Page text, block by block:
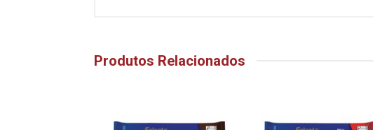
Produtos Relacionados